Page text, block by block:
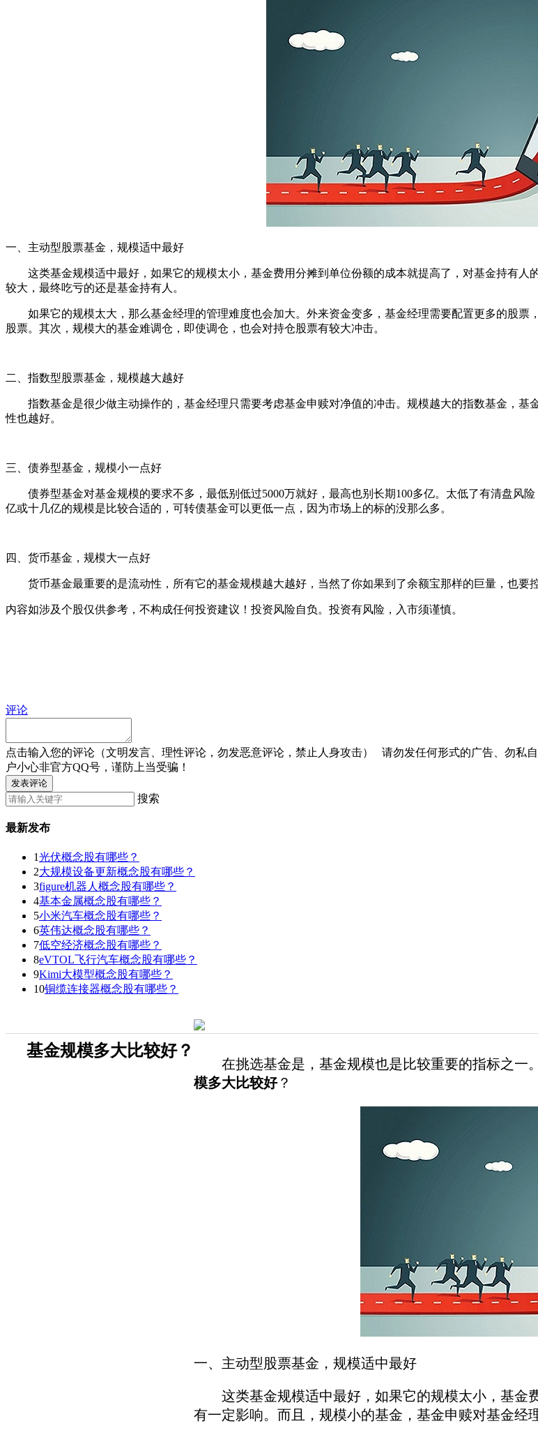
一、主动型股票基金，规模适中最好
这类基金规模适中最好，如果它的规模太小，基金费用分摊到单位份额的成本就提高了，对基金持有人
较大，最终吃亏的还是基金持有人。
如果它的规模太大，那么基金经理的管理难度也会加大。外来资金变多，基金经理需要配置更多的股票
股票。其次，规模大的基金难调仓，即使调仓，也会对持仓股票有较大冲击。
二、指数型股票基金，规模越大越好
指数基金是很少做主动操作的，基金经理只需要考虑基金申赎对净值的冲击。规模越大的指数基金，基
性也越好。
三、债券型基金，规模小一点好
债券型基金对基金规模的要求不多，最低别低过5000万就好，最高也别长期100多亿。太低了有清盘风
亿或十几亿的规模是比较合适的，可转债基金可以更低一点，因为市场上的标的没那么多。
四、货币基金，规模大一点好
货币基金最重要的是流动性，所有它的基金规模越大越好，当然了你如果到了余额宝那样的巨量，也要
内容如涉及个股仅供参考，不构成任何投资建议！投资风险自负。投资有风险，入市须谨慎。
评论
点击输入您的评论（文明发言、理性评论，勿发恶意评论，禁止人身攻击） 请勿发任何形式的广告、勿私
户小心非官方QQ号，谨防上当受骗！
发表评论
搜索
最新发布
1光伏概念股有哪些？
2大规模设备更新概念股有哪些？
3figure机器人概念股有哪些？
4基本金属概念股有哪些？
5小米汽车概念股有哪些？
6英伟达概念股有哪些？
7低空经济概念股有哪些？
8eVTOL飞行汽车概念股有哪些？
9Kimi大模型概念股有哪些？
10铜缆连接器概念股有哪些？
基金规模多大比较好？
在挑选基金是，基金规模也是比较重要的指标之一
模多大比较好？
一、主动型股票基金，规模适中最好
这类基金规模适中最好，如果它的规模太小，基金
有一定影响。而且，规模小的基金，基金申赎对基金经